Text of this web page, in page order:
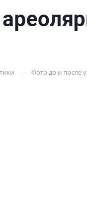
— Фото до и после